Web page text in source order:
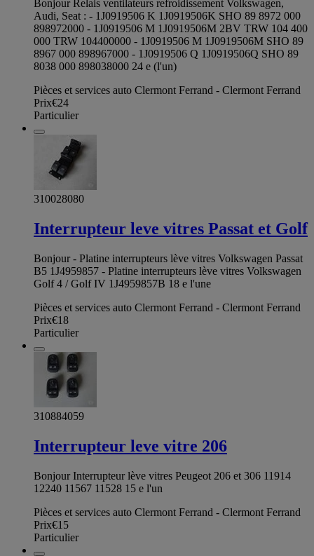
Bonjour Relais ventilateurs refroidissement Volkswagen,
Audi, Seat : - 1J0919506 K 1J0919506K SHO 89 8972 000
898972000 - 1J0919506 M 1J0919506M 2BV TRW 104 400
000 TRW 104400000 - 1J0919506 M 1J0919506M SHO 89
8967 000 898967000 - 1J0919506 Q 1J0919506Q SHO 89
8038 000 898038000 24 e (l'un)
Pièces et services auto Clermont Ferrand - Clermont Ferrand
Prix€24
Particulier
310028080
Interrupteur leve vitres Passat et Golf
Bonjour - Platine interrupteurs lève vitres Volkswagen Passat
B5 1J4959857 - Platine interrupteurs lève vitres Volkswagen
Golf 4 / Golf IV 1J4959857B 18 e l'une
Pièces et services auto Clermont Ferrand - Clermont Ferrand
Prix€18
Particulier
310884059
Interrupteur leve vitre 206
Bonjour Interrupteur lève vitres Peugeot 206 et 306 11914
12240 11567 11528 15 e l'un
Pièces et services auto Clermont Ferrand - Clermont Ferrand
Prix€15
Particulier